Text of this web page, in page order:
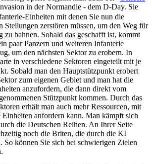
in der Normandie - dem D-Day. Sie
Einheiten mit denen Sie nun die
Stellungen zerstören müssen, um den Weg für
zu bahnen. Sobald das geschafft ist, kommt
paar Panzern und weiteren Infanterie
um den nächsten Sektor zu erobern. In
in verschiedene Sektoren eingeteilt mit je
Sobald man den Hauptstützpunkt erobert
zum eigenen Gebiet und man hat die
anzufordern, die dann direkt vom
Stützpunkt kommen. Durch das
erhält man auch mehr Ressourcen, mit
anfordern kann. Man kämpft sich
die Deutschen Reihen. An Ihrer Seite
noch die Briten, die durch die KI
So können Sie sich bei schwierigen Zielen